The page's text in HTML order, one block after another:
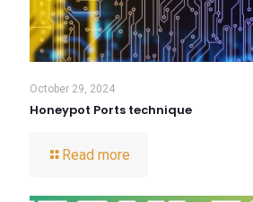
October 29, 2024
Honeypot Ports technique
Read more